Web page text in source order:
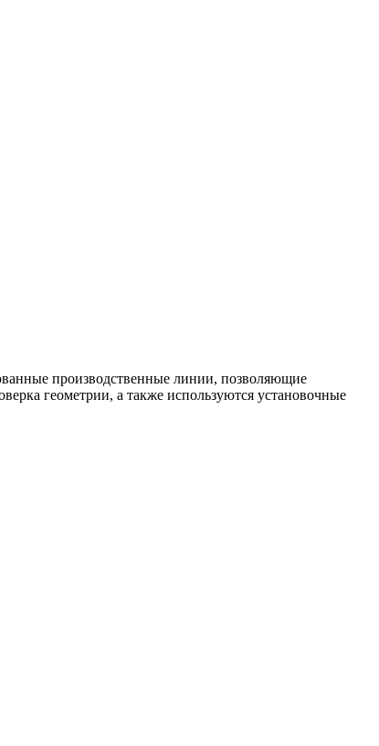
производственные линии, позволяющие
геометрии, а также используются установочные